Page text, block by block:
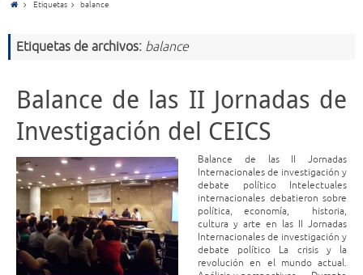
Etiquetas balance
Etiquetas de archivos: balance
Balance de las II Jornadas de
Investigación del CEICS
Balance de las II Jornadas
Internacionales de investigación y
debate político Intelectuales
internacionales debatieron sobre
política, economía, historia,
cultura y arte en las II Jornadas
Internacionales de investigación y
debate político La crisis y la
revolución en el mundo actual.